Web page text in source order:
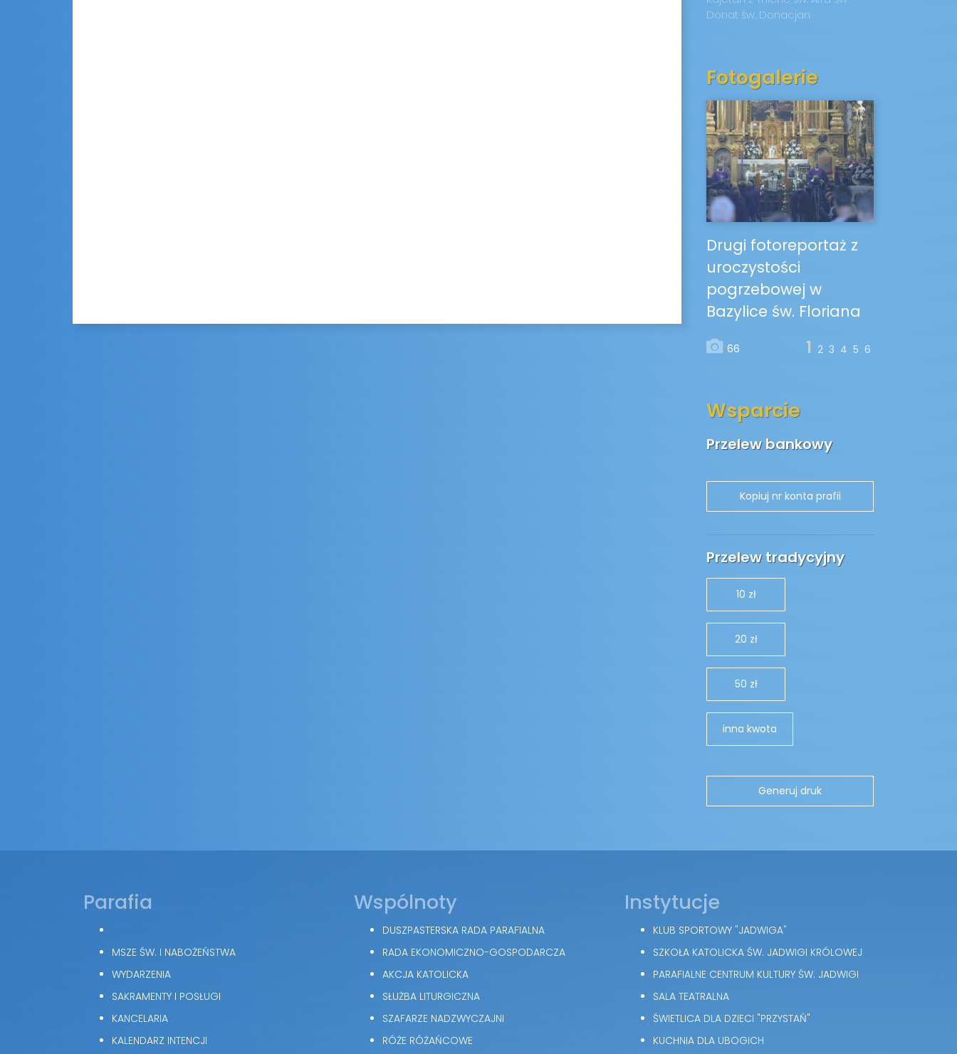
Donat św. Donacjan
Fotogalerie
Drugi fotoreportaż z
uroczystości
pogrzebowej w
Bazylice św. Floriana
66 1 2 3 4 5 6
Wsparcie
Przelew bankowy
Przelew tradycyjny
10 zł
20 zł
50 zł
inna kwota
Parafia
MSZE ŚW. I NABOŻEŃSTWA
WYDARZENIA
SAKRAMENTY I POSŁUGI
KANCELARIA
KALENDARZ INTENCJI
Wspólnoty
DUSZPASTERSKA RADA PARAFIALNA
RADA EKONOMICZNO-GOSPODARCZA
AKCJA KATOLICKA
SŁUŻBA LITURGICZNA
SZAFARZE NADZWYCZAJNI
RÓŻE RÓŻAŃCOWE
Instytucje
KLUB SPORTOWY "JADWIGA"
SZKOŁA KATOLICKA ŚW. JADWIGI KRÓLOWEJ
PARAFIALNE CENTRUM KULTURY ŚW. JADWIGI
SALA TEATRALNA
ŚWIETLICA DLA DZIECI "PRZYSTAŃ"
KUCHNIA DLA UBOGICH